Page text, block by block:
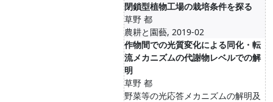
閉鎖型植物工場の栽培条件を探る
草野 都
農耕と園藝, 2019-02
作物間での光質変化による同化・転
流メカニズムの代謝物レベルでの解
明
草野 都
野菜等の光応答メカニズムの解明及